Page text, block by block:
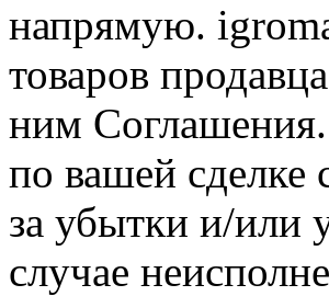
напрямую.
товаров
ним Соглашения.
по вашей сделке
за убытки и/или
случае